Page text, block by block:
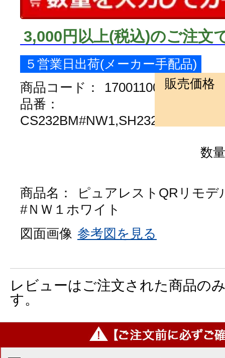
3,000円以上(税込)のご注文
５営業日出荷(メーカー手配品)
商品コード：
170011000000
品番：
CS232BM#NW1,SH232BA#NW1
販売価格
数量
商品名：
ピュアレストQRリモデ
#ＮＷ１ホワイト
図面画像 参考図を見る
レビューはご注文された商品の
す。